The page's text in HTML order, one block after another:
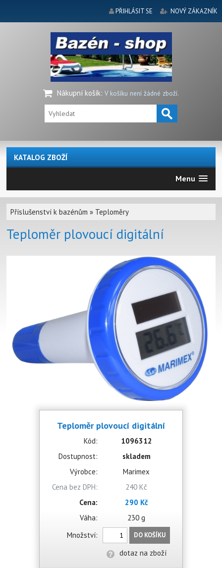
PŘIHLÁSIT SE NOVÝ ZÁKAZNÍK
Nákupní košík: V košíku není žádné zboží.
KATALOG ZBOŽÍ
Menu
Příslušenství k bazénům » Teploměry
Teploměr plovoucí digitální
Teploměr plovoucí digitální
Kód:
1096312
Dostupnost:
skladem
Výrobce:
Marimex
Cena bez DPH:
240 Kč
Cena:
290 Kč
Váha:
230 g
Množství:
DO KOŠÍKU
dotaz na zboží